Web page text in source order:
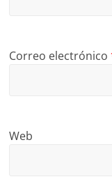
Correo electrónico
Web